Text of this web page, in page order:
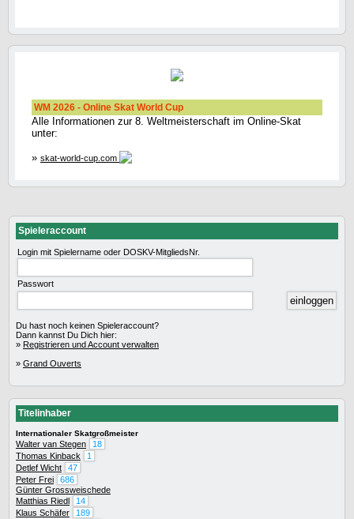
WM 2026 - Online Skat World Cup
Alle Informationen zur 8. Weltmeisterschaft im Online-Skat
unter:
» skat-world-cup.com
Spieleraccount
Login mit Spielername oder DOSKV-MitgliedsNr.
Passwort
Du hast noch keinen Spieleraccount?
Dann kannst Du Dich hier:
» Registrieren und Account verwalten
» Grand Ouverts
Titelinhaber
Internationaler Skatgroßmeister
Walter van Stegen
18
Thomas Kinback
1
Detlef Wicht
47
Peter Frei
686
Günter Grossweischede
Matthias Riedl
14
Klaus Schäfer
189